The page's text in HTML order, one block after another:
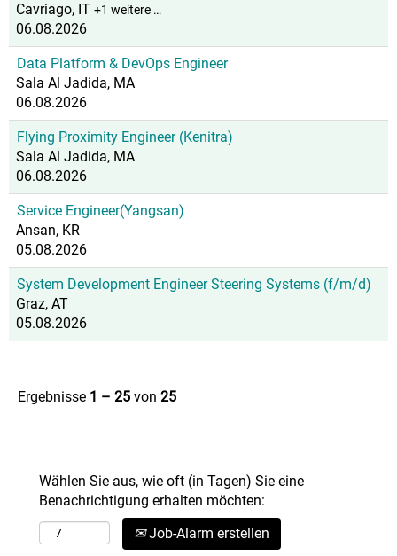
Cavriago, IT +1 weitere …
06.08.2026
Data Platform & DevOps Engineer
Sala Al Jadida, MA
06.08.2026
Flying Proximity Engineer (Kenitra)
Sala Al Jadida, MA
06.08.2026
Service Engineer(Yangsan)
Ansan, KR
05.08.2026
System Development Engineer Steering Systems (f/m/d)
Graz, AT
05.08.2026
Ergebnisse 1 – 25 von 25
Wählen Sie aus, wie oft (in Tagen) Sie eine
Benachrichtigung erhalten möchten:
Job-Alarm erstellen